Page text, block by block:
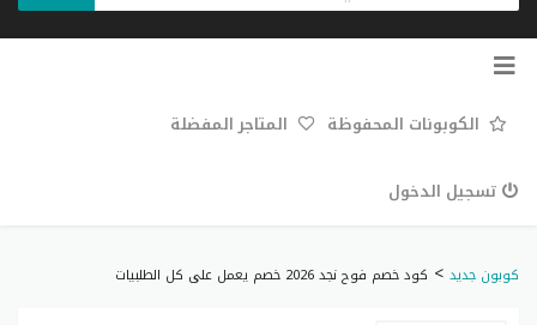
تخطي
الكوبونات المحفوظة المتاجر المفضلة
تسجيل الدخول
كوبون جديد > كود خصم فوح نجد 2026 خصم يعمل على كل الطلبيات